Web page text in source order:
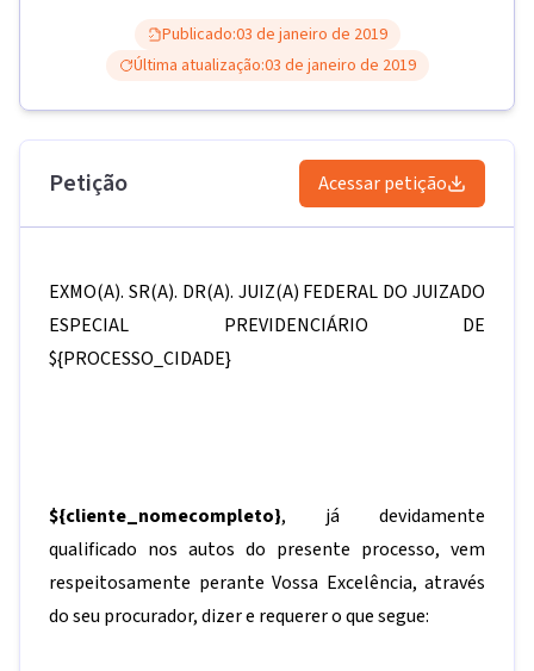
Publicado:03 de janeiro de 2019
Última atualização:03 de janeiro de 2019
Petição Acessar petição
EXMO(A). SR(A). DR(A). JUIZ(A) FEDERAL DO JUIZADO
ESPECIAL PREVIDENCIÁRIO DE
${PROCESSO_CIDADE}
${cliente_nomecompleto}, já devidamente
qualificado nos autos do presente processo, vem
respeitosamente perante Vossa Excelência, através
do seu procurador, dizer e requerer o que segue: